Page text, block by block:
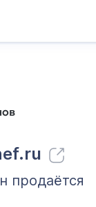
продаётся